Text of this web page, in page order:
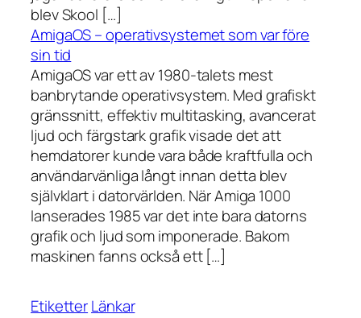
blev Skool […]
AmigaOS – operativsystemet som var före
sin tid
AmigaOS var ett av 1980-talets mest
banbrytande operativsystem. Med grafiskt
gränssnitt, effektiv multitasking, avancerat
ljud och färgstark grafik visade det att
hemdatorer kunde vara både kraftfulla och
användarvänliga långt innan detta blev
självklart i datorvärlden. När Amiga 1000
lanserades 1985 var det inte bara datorns
grafik och ljud som imponerade. Bakom
maskinen fanns också ett […]
EtiketterLänkar